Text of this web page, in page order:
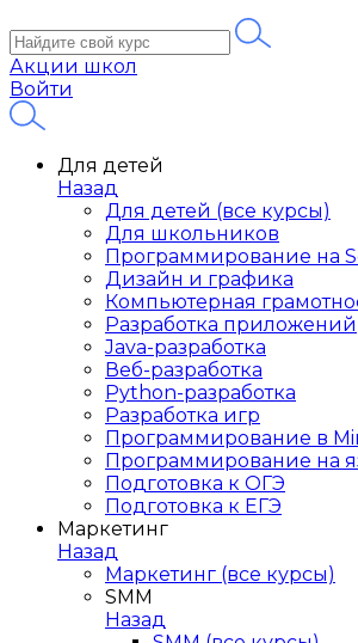
Акции школ
Войти
Для детей
Назад
Для детей (все курсы)
Для школьников
Программирование на
Дизайн и графика
Компьютерная
Разработка приложений
Java-разработка
Веб-разработка
Python-разработка
Разработка игр
Программирование в
Программирование на
Подготовка к ОГЭ
Подготовка к ЕГЭ
Маркетинг
Назад
Маркетинг (все курсы)
SMM
Назад